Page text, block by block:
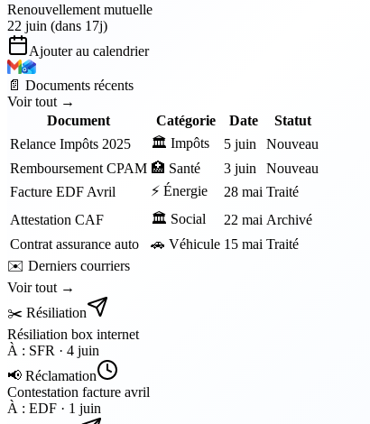
Renouvellement mutuelle
22 juin (dans 17j)
Ajouter au calendrier
📄 Documents récents
Voir tout →
Document
Catégorie Date
Statut
Relance Impôts 2025
🏛️ Impôts 5 juin
Nouveau
Remboursement CPAM 🏥 Santé 3 juin
Nouveau
Facture EDF Avril
⚡ Énergie 28 mai Traité
Attestation CAF
🏛️ Social 22 mai Archivé
Contrat assurance auto
🚗 Véhicule 15 mai Traité
✉️ Derniers courriers
Voir tout →
✂️ Résiliation
Résiliation box internet
À : SFR · 4 juin
📢 Réclamation
Contestation facture avril
À : EDF · 1 juin